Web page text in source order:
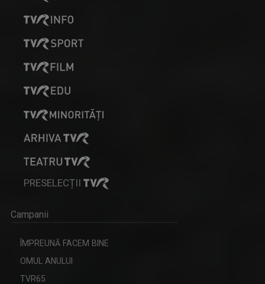
PRESELECȚII
Campanii
ÎMPREUNĂ FACEM BINE
OMUL ANULUI
TVR65